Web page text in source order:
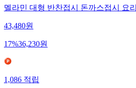
멜라민 대형 반찬접시 돈까스접시 요
43,480원
17%36,230원
1,086적립